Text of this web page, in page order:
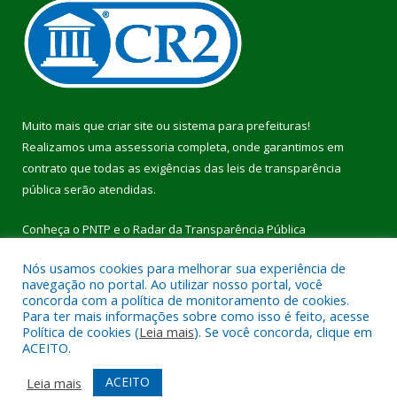
Muito mais que criar site ou sistema para prefeituras!
Realizamos uma assessoria completa, onde garantimos em
contrato que todas as exigências das leis de transparência
pública serão atendidas.
Conheça o PNTP e o Radar da Transparência Pública
Todos os direitos reservados a Prefeitura Municipal de Pau
D’Arco.
Mapa do Site
Acessar Área Administrativa
Acessar Webmail
Nós usamos cookies para melhorar sua experiência de
navegação no portal. Ao utilizar nosso portal, você
concorda com a política de monitoramento de cookies.
Para ter mais informações sobre como isso é feito, acesse
Política de cookies (Leia mais). Se você concorda, clique em
ACEITO.
Leia mais
ACEITO